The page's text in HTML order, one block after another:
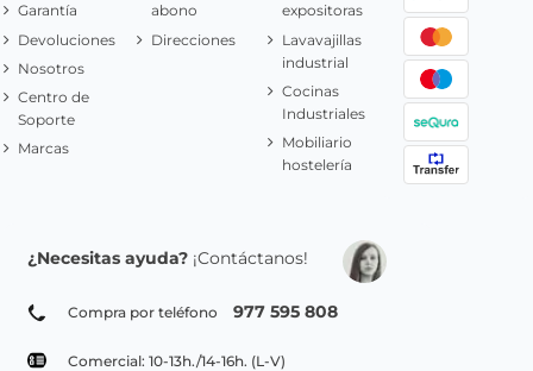
Garantía
Devoluciones
Nosotros
Centro de
Soporte
Marcas
abono
Direcciones
expositoras
Lavavajillas
industrial
Cocinas
Industriales
Mobiliario
hostelería
¿Necesitas ayuda? ¡Contáctanos!
Compra por teléfono 977 595 808
Comercial: 10-13h./14-16h. (L-V)